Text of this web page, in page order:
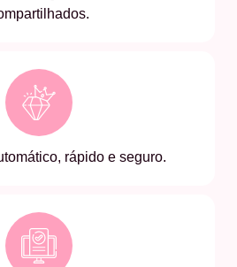
rápido e seguro.